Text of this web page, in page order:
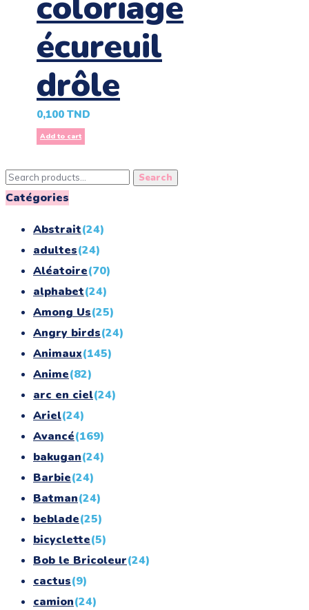
écureuil
drôle
0,100 TND
Add to cart
Search
for:
Search
Catégories
Abstrait(24)
adultes(24)
Aléatoire(70)
alphabet(24)
Among Us(25)
Angry birds(24)
Animaux(145)
Anime(82)
arc en ciel(24)
Ariel(24)
Avancé(169)
bakugan(24)
Barbie(24)
Batman(24)
beblade(25)
bicyclette(5)
Bob le Bricoleur(24)
cactus(9)
camion(24)